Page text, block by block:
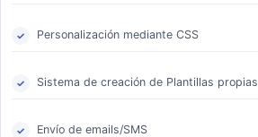
Personalización mediante CSS
Sistema de creación de Plantillas propias
Envío de emails/SMS